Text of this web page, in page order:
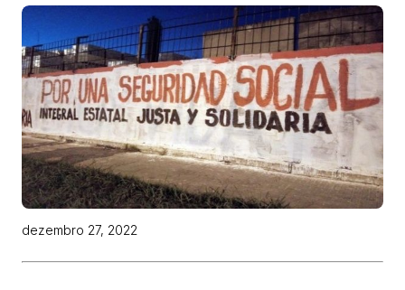
dezembro 27, 2022